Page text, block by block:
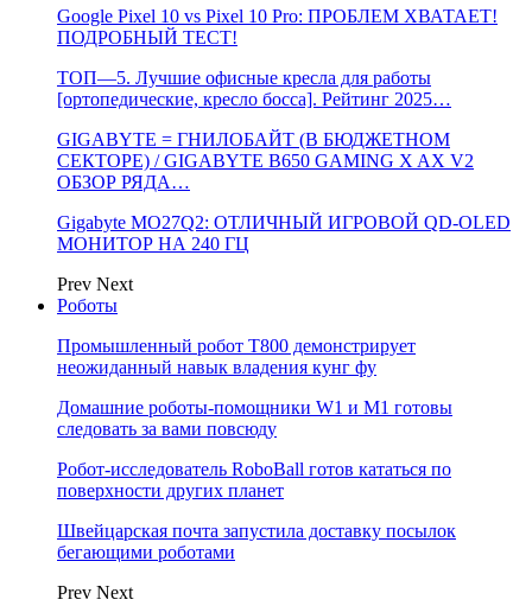
Google Pixel 10 vs Pixel 10 Pro: ПРОБЛЕМ ХВАТАЕТ!
ПОДРОБНЫЙ ТЕСТ!
ТОП—5. Лучшие офисные кресла для работы
[ортопедические, кресло босса]. Рейтинг 2025…
GIGABYTE = ГНИЛОБАЙТ (В БЮДЖЕТНОМ
СЕКТОРЕ) / GIGABYTE B650 GAMING X AX V2
ОБЗОР РЯДА…
Gigabyte MO27Q2: ОТЛИЧНЫЙ ИГРОВОЙ QD-OLED
МОНИТОР НА 240 ГЦ
Prev Next
Роботы
Промышленный робот Т800 демонстрирует
неожиданный навык владения кунг фу
Домашние роботы-помощники W1 и M1 готовы
следовать за вами повсюду
Робот-исследователь RoboBall готов кататься по
поверхности других планет
Швейцарская почта запустила доставку посылок
бегающими роботами
Prev Next